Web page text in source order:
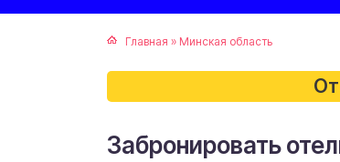
Главная » Минская область
Забронировать